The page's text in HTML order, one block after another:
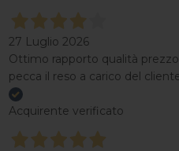
27 Luglio 2026
Ottimo rapporto qualità
pecca il reso a carico del
Acquirente verificato